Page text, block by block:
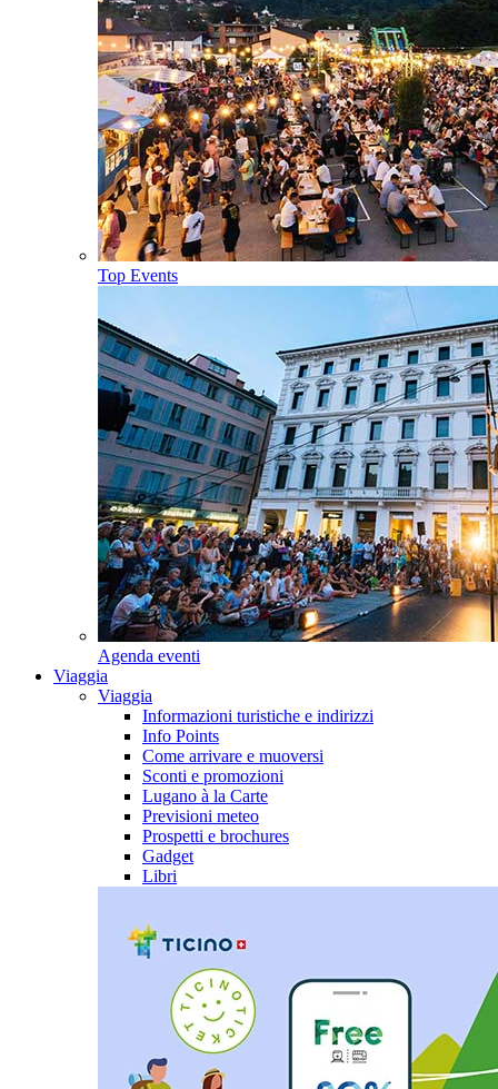
Top Events
Agenda eventi
Viaggia
Viaggia
Informazioni turistiche e indirizzi
Info Points
Come arrivare e muoversi
Sconti e promozioni
Lugano à la Carte
Previsioni meteo
Prospetti e brochures
Gadget
Libri